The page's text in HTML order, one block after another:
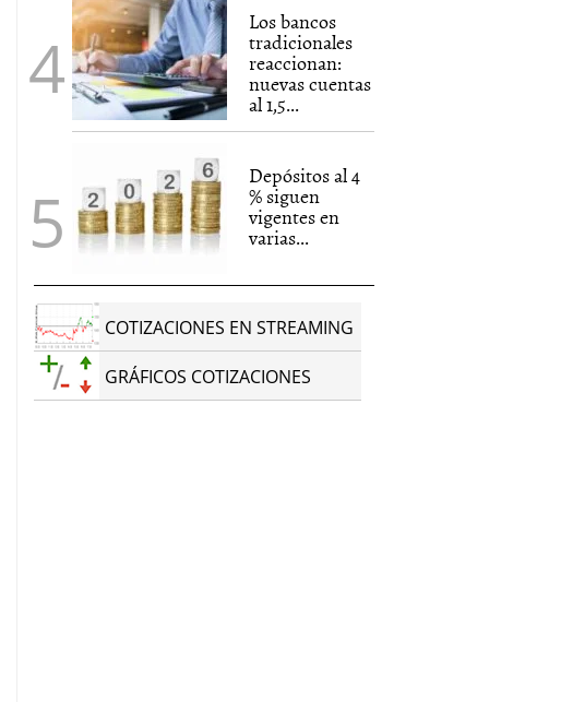
Los bancos
tradicionales
reaccionan:
nuevas cuentas
al 1,5...
Depósitos al 4
% siguen
vigentes en
varias...
COTIZACIONES EN STREAMING
GRÁFICOS COTIZACIONES